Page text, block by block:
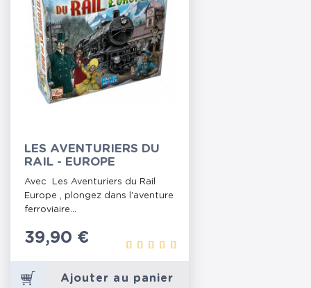
LES AVENTURIERS DU
RAIL - EUROPE
Avec Les Aventuriers du Rail
Europe , plongez dans l'aventure
ferroviaire...
Prix
39,90 €
Ajouter au panier